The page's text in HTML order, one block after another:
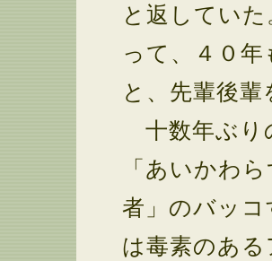
と返してい
って、４０
と、先輩後
十数年ぶり
「あいかわ
者」のバッ
は毒素のあ